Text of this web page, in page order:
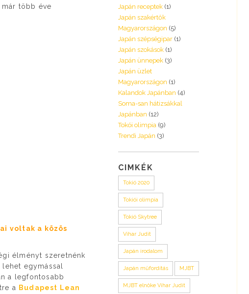
több éve
voltak a közös
élményt szeretnénk
egymással
a legfontosabb
a
Budapest Lean
Japán receptek (1)
Japán szakértők
Magyarországon (5)
Japán szépségipar (1)
Japán szokások (1)
Japán ünnepek (3)
Japán üzlet
Magyarországon (1)
Kalandok Japánban (4)
Soma-san hátizsákkal
Japánban (12)
Tokói olimpia (9)
Trendi Japán (3)
CIMKÉK
Tokió 2020
Tokiói olimpia
Tokió Skytree
Vihar Judit
Japán irodalom
Japán műfordítás MJBT
MJBT elnöke Vihar Judit